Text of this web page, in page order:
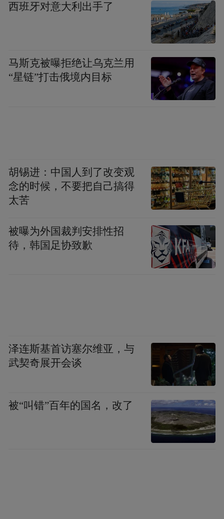
西班牙对意大利出手了
马斯克被曝拒绝让乌克兰用
“星链”打击俄境内目标
胡锡进：中国人到了改变观
念的时候，不要把自己搞得
太苦
被曝为外国裁判安排性招
待，韩国足协致歉
泽连斯基首访塞尔维亚，与
武契奇展开会谈
被“叫错”百年的国名，改了